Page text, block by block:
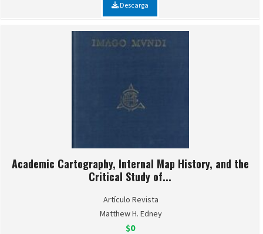
Descarga
Academic Cartography, Internal Map History, and the
Critical Study of...
Artículo Revista
Matthew H. Edney
$0